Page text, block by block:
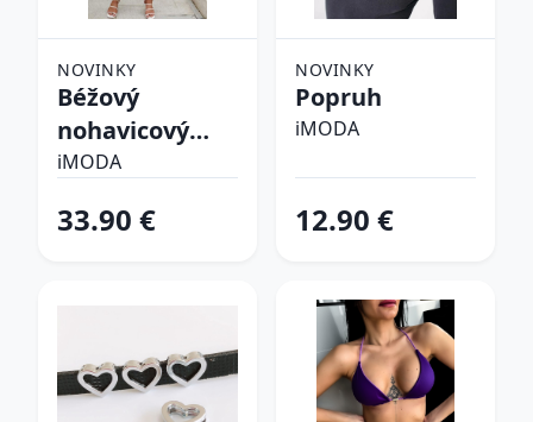
NOVINKY
Béžový
nohavicový
komplet
iMODA
33.90 €
NOVINKY
Popruh
iMODA
12.90 €